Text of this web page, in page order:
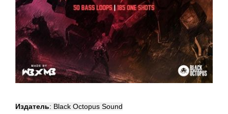
Издатель: Black Octopus Sound